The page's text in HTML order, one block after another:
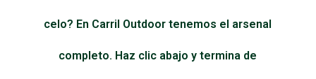
celo? En Carril Outdoor tenemos el arsenal
completo. Haz clic abajo y termina de